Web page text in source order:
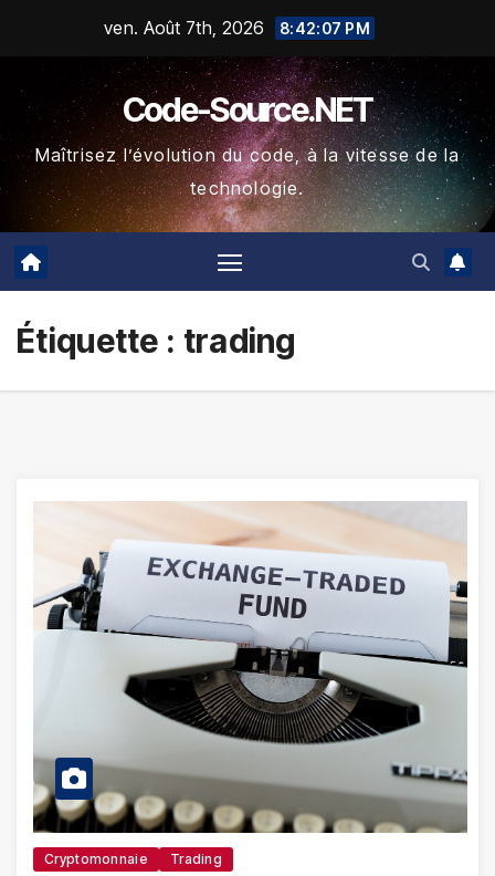
ven. Août 7th, 2026 8:42:07 PM
Code-Source.NET
Maîtrisez l’évolution du code, à la vitesse de la
technologie.
Étiquette : trading
Cryptomonnaie Trading